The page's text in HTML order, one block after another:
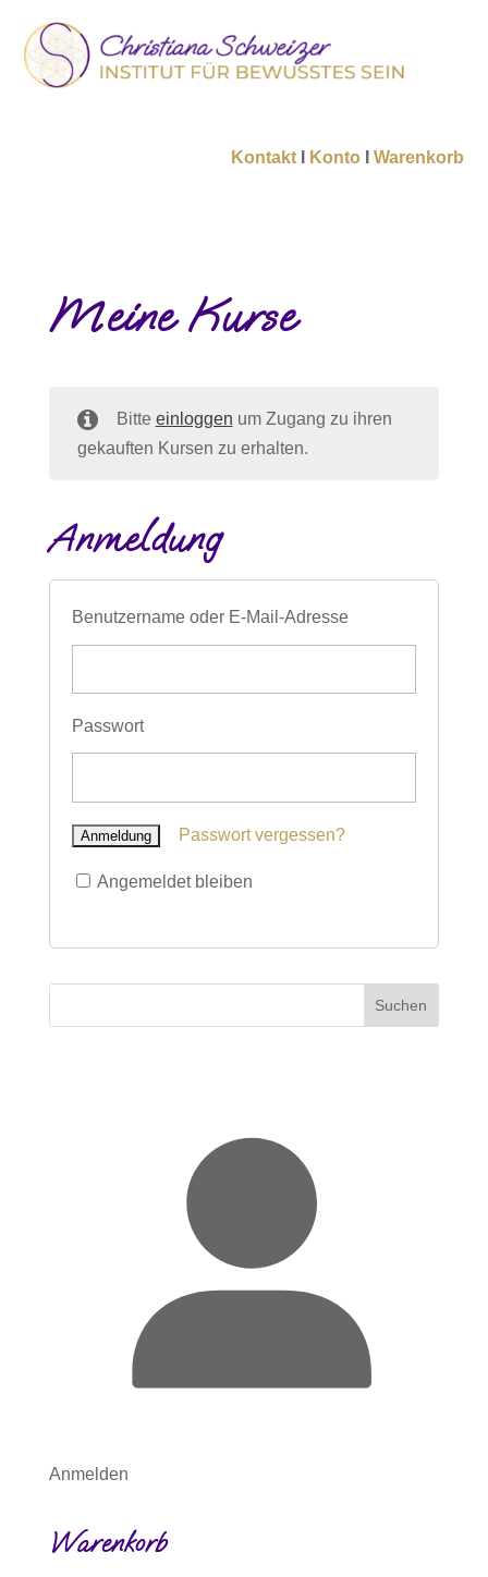
KontaktI Konto Warenkorb
Meine Kurse
Bitte einloggen um Zugang zu ihren
gekauften Kursen zu erhalten.
Anmeldung
Benutzername oder E-Mail-Adresse
Passwort
Passwort vergessen?
Angemeldet bleiben
Suchen
Anmelden
Warenkorb